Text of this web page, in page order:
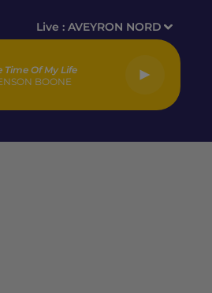
Live :AVEYRON NORD
Time Of My Life
BOONE